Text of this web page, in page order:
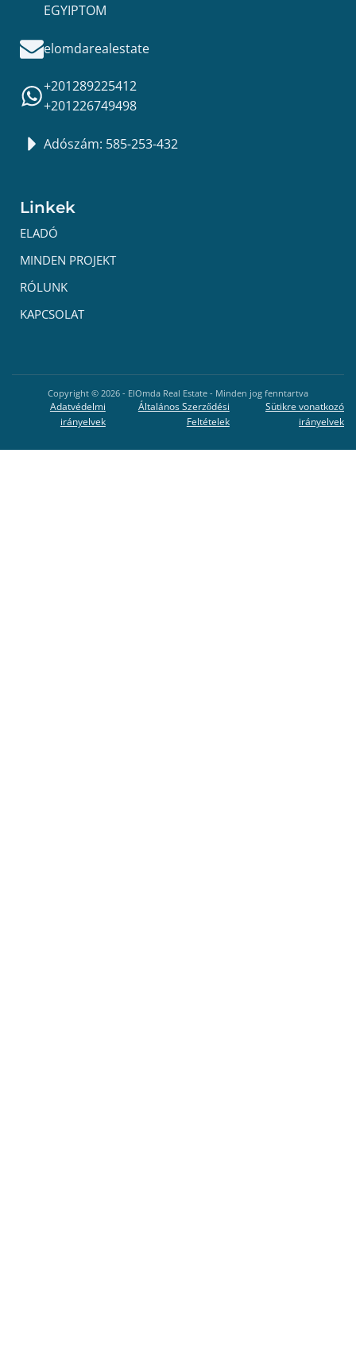
EGYIPTOM
elomdarealestate
+201289225412
+201226749498
Adószám: 585-253-432
Linkek
ELADÓ
MINDEN PROJEKT
RÓLUNK
KAPCSOLAT
Copyright © 2026 - ElOmda Real Estate - Minden jog fenntartva
Adatvédelmi
irányelvek
Általános Szerződési
Feltételek
Sütikre vonatkozó
irányelvek